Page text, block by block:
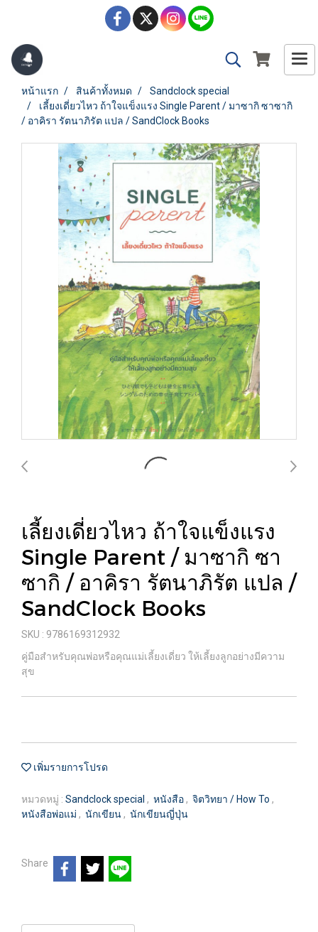
หน้าแรก สินค้าทั้งหมด
Sandclock special
เลี้ยงเดี่ยวไหว ถ้าใจแข็งแรง Single Parent / มาซากิ ซาซากิ
/ อาคิรา รัตนาภิรัต แปล / SandClock Books
เลี้ยงเดี่ยวไหว ถ้าใจแข็งแรง
Single Parent / มาซากิ ซา
ซากิ / อาคิรา รัตนาภิรัต แปล /
SandClock Books
SKU : 9786169312932
คู่มือสำหรับคุณพ่อหรือคุณแม่เลี้ยงเดี่ยว ให้เลี้ยงลูกอย่างมีความ
สุข
เพิ่มรายการโปรด
หมวดหมู่ : Sandclock special , หนังสือ , จิตวิทยา / How To ,
หนังสือพ่อแม่ , นักเขียน , นักเขียนญี่ปุ่น
Share